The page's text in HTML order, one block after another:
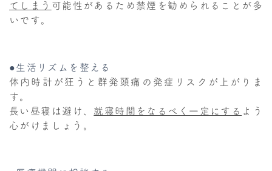
てしまう 可能性があるため禁煙を勧められることが多
いです。
●生活リズムを整える
体内時計が狂うと群発頭痛の発症リスクが上がりま
す。
長い昼寝は避け、 就寝時間をなるべく一定にする よう
心がけましょう。